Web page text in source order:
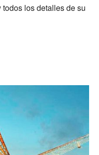
los detalles de su